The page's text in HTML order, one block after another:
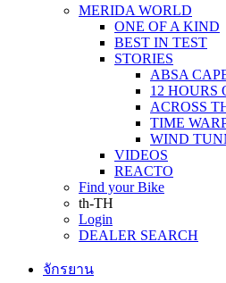
MERIDA WORLD
ONE OF A KIND
BEST IN TEST
STORIES
ABSA
12 HOURS
ACROSS
TIME
WIND
VIDEOS
REACTO
Find your Bike
th-TH
Login
DEALER SEARCH
จักรยาน